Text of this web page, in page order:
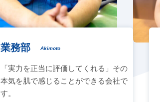
業務部 Akimoto
「実力を正当に評価してくれる」その
本気を肌で感じることができる会社で
す。